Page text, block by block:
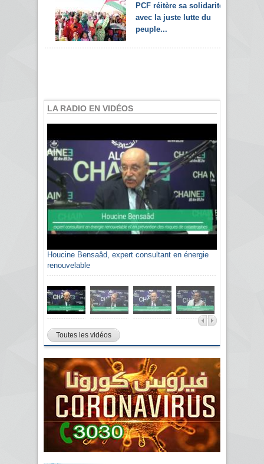
PCF réitère sa solidarité
avec la juste lutte du
peuple...
LA RADIO EN VIDÉOS
Houcine Bensaâd, expert consultant en énergie
renouvelable
Toutes les vidéos